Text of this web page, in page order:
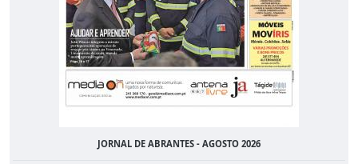
JORNAL DE ABRANTES - AGOSTO 2026